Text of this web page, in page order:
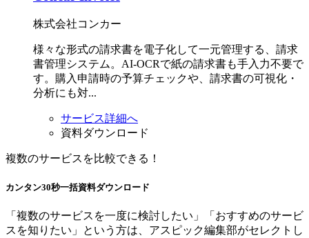
株式会社コンカー
様々な形式の請求書を電子化して一元管理する、請求
書管理システム。AI-OCRで紙の請求書も手入力不要で
す。購入申請時の予算チェックや、請求書の可視化・
分析にも対...
サービス詳細へ
資料ダウンロード
複数のサービスを比較できる！
カンタン30秒一括資料ダウンロード
「複数のサービスを一度に検討したい」「おすすめのサービ
スを知りたい」という方は、アスピック編集部がセレクトし